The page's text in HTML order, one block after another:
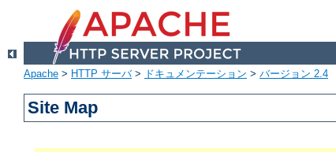
Apache > HTTP サーバ> ドキュメンテーション > バージョン 2.4
Site Map